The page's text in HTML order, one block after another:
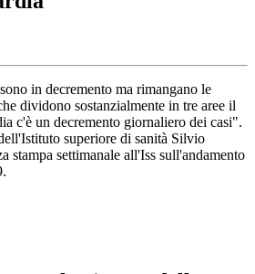
in decremento ma rimangano le
dividono sostanzialmente in tre aree il
c'è un decremento giornaliero dei casi".
superiore di sanità Silvio
stampa settimanale all'Iss sull'andamento